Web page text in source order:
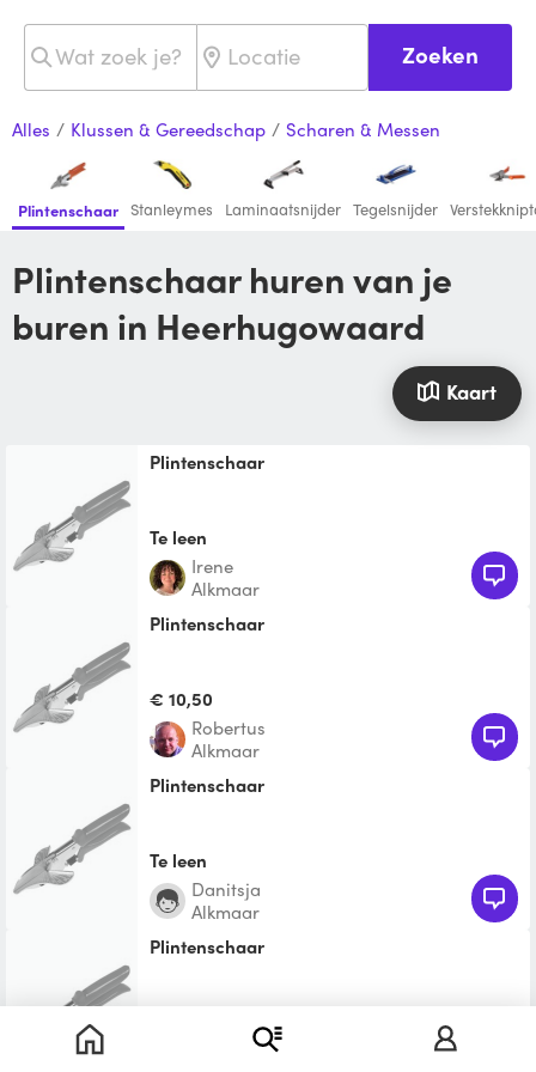
Zoeken
Alles / Klussen & Gereedschap / Scharen & Messen
Plintenschaar Stanleymes Laminaatsnijder Tegelsnijder
Plintenschaar huren van je
buren in Heerhugowaard
Kaart
Plintenschaar
Te leen
Irene
Alkmaar
plintenschaar
€ 10,50
Robertus
Alkmaar
Plintenschaar
Te leen
Danitsja
Alkmaar
Plintenschaar